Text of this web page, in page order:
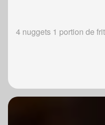
4 nuggets 1 portion de